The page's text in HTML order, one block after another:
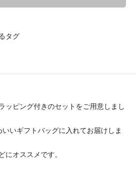
タグ
ッピング付きのセットをご用意しまし
いギフトバッグに入れてお届けしま
にオススメです。